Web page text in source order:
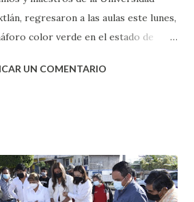
regresaron a las aulas este lunes,
color verde en el estado de
trabajo remoto por confinamiento a
académicas se retomarán
carreras, donde estudian 236
UN COMENTARIO